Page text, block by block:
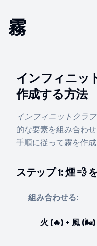
霧
インフィニッ
作成する方法
インフィニットクラフ
的な要素を組み合わ
手順に従って霧を作
ステップ 1: 煙 💨
組み合わせる:
火 (🔥) + 風 (🌬️)